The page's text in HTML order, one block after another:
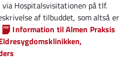
Hospitalsvisitationen på tlf.
af tilbuddet, som altså er
Information til Almen Praksis